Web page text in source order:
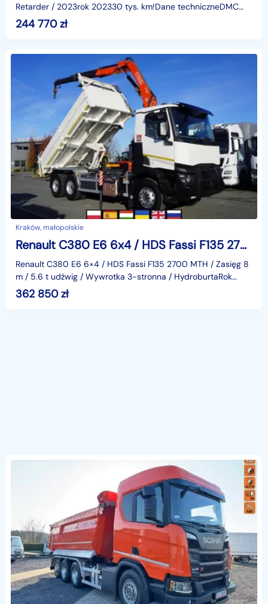
Retarder / 2023rok 202330 tys. km!Dane techniczneDMC
42900 kgEuro 6AdblueRetarderMoc 430 KMZawieszenie
244 770zł
Kraków, małopolskie
Renault C380 E6 6x4 / HDS Fassi F135 2700 MTH / 8 m / 5.6 t_240878
Renault C380 E6 6×4 / HDS Fassi F135 2700 MTH / Zasięg 8
m / 5.6 t udźwig / Wywrotka 3-stronna / HydroburtaRok
2015/2016Przebieg 160 tys. kmDane techniczneDMC 2
362 850zł